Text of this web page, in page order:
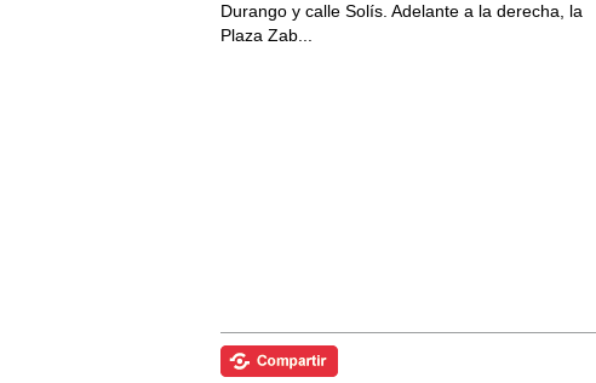
Durango y calle Solís. Adelante a la derecha, la
Plaza Zab...